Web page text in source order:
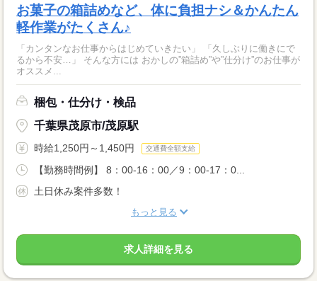
お菓子の箱詰めなど、体に負担ナシ＆かんたん
軽作業がたくさん♪
「カンタンなお仕事からはじめていきたい」 「久しぶりに働きにで
るから不安…」 そんな方には おかしの”箱詰め”や”仕分け”のお仕事が
オススメ...
梱包・仕分け・検品
千葉県茂原市/茂原駅
時給1,250円～1,450円 交通費全額支給
【勤務時間例】 8：00-16：00／9：00-17：0...
土日休み案件多数！
もっと見る
求人詳細を見る